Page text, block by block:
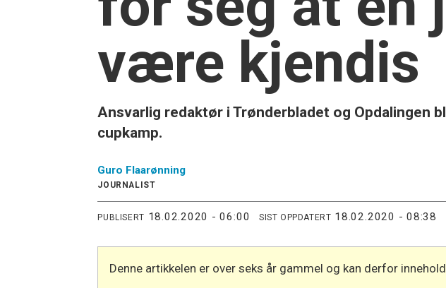
være kjendis
Ansvarlig redaktør i Trønderbladet og Opdalingen
cupkamp.
Guro Flaarønning
JOURNALIST
PUBLISERT 18.02.2020 - 06:00 SIST OPPDATERT 18.02.2020 - 08:38
Denne artikkelen er over seks år gammel og kan derfor